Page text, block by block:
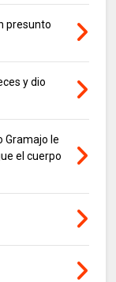
presunto
y dio
Gramajo le
el cuerpo